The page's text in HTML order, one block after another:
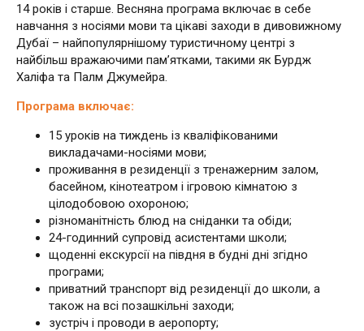
14 років і старше. Весняна програма включає в себе
навчання з носіями мови та цікаві заходи в дивовижному
Дубаї – найпопулярнішому туристичному центрі з
найбільш вражаючими пам’ятками, такими як Бурдж
Халіфа та Палм Джумейра.
Програма включає:
15 уроків на тиждень із кваліфікованими
викладачами-носіями мови;
проживання в резиденції з тренажерним залом,
басейном, кінотеатром і ігровою кімнатою з
цілодобовою охороною;
різноманітність блюд на сніданки та обіди;
24-годинний супровід асистентами школи;
щоденні екскурсії на півдня в будні дні згідно
програми;
приватний транспорт від резиденції до школи, а
також на всі позашкільні заходи;
зустріч і проводи в аеропорту;